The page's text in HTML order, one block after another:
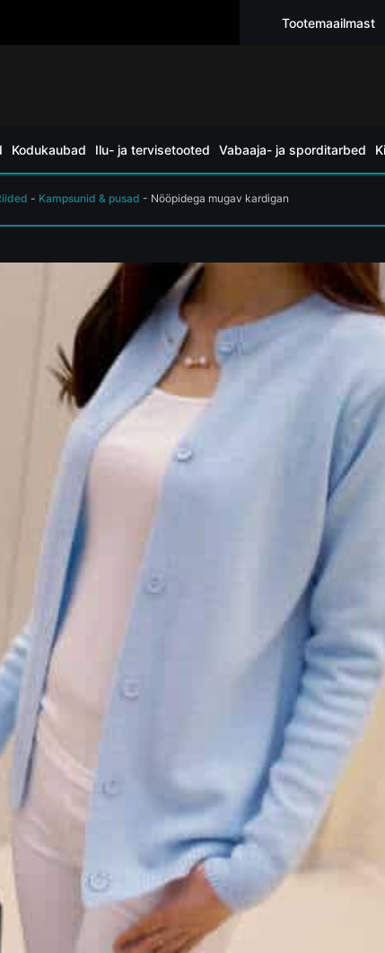
Tootemaailmast
Kodukaubad Ilu- ja tervisetooted Vabaaja- ja sporditarbed
- Kampsunid & pusad - Nööpidega mugav kardigan